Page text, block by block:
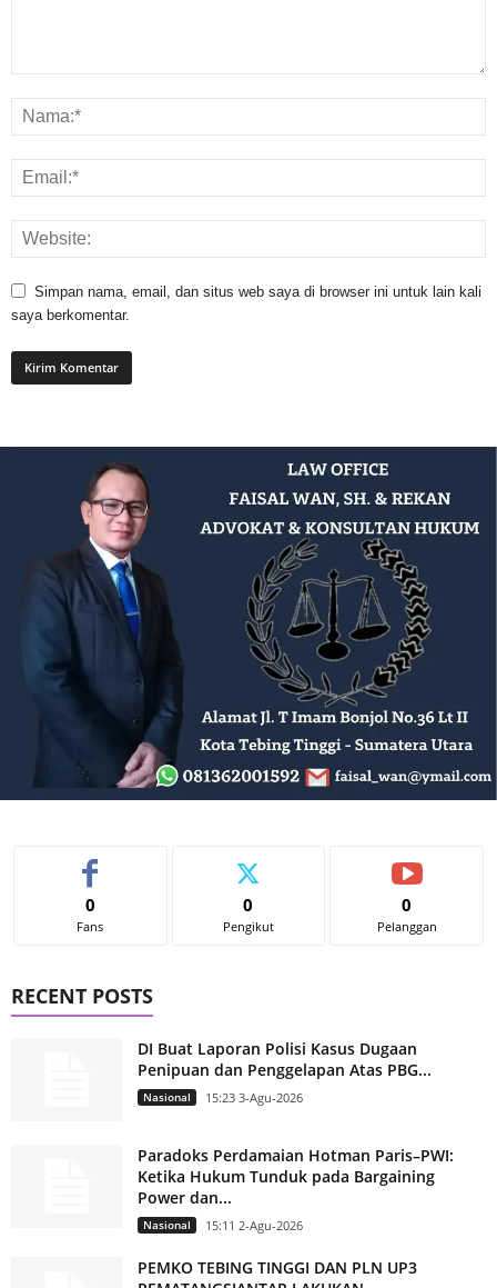
Simpan nama, email, dan situs web saya di browser ini untuk lain kali
saya berkomentar.
0
Fans
0
Pengikut
0
Pelanggan
RECENT POSTS
DI Buat Laporan Polisi Kasus Dugaan
Penipuan dan Penggelapan Atas PBG...
Nasional 15:23 3-Agu-2026
Paradoks Perdamaian Hotman Paris–PWI:
Ketika Hukum Tunduk pada Bargaining
Power dan...
Nasional 15:11 2-Agu-2026
PEMKO TEBING TINGGI DAN PLN UP3